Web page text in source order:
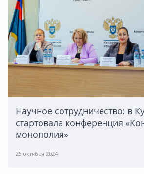
Научное сотрудничество: в
стартовала конференция
монополия»
25 октября 2024